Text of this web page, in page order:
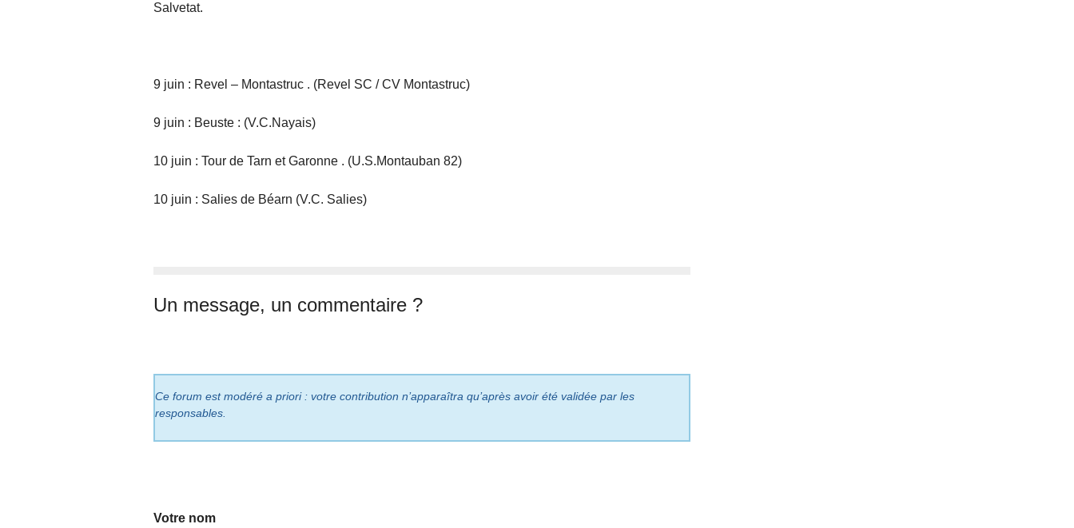
Salvetat.
9 juin : Revel – Montastruc . (Revel SC / CV Montastruc)
9 juin : Beuste : (V.C.Nayais)
10 juin : Tour de Tarn et Garonne . (U.S.Montauban 82)
10 juin : Salies de Béarn (V.C. Salies)
Un message, un commentaire ?
Ce forum est modéré a priori : votre contribution n’apparaîtra qu’après avoir été validée par les
responsables.
Votre nom